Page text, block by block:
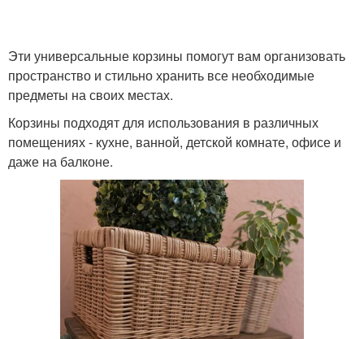
Эти универсальные корзины помогут вам организовать
пространство и стильно хранить все необходимые
предметы на своих местах.
Корзины подходят для использования в различных
помещениях - кухне, ванной, детской комнате, офисе и
даже на балконе.